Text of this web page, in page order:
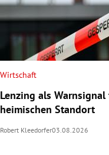
Wirtschaft
Lenzing als
heimischen Standort
Robert Kleedorfer03.08.2026